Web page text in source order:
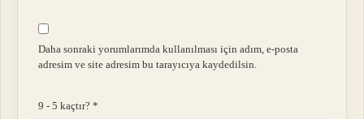
Daha sonraki yorumlarımda kullanılması için adım, e-posta
adresim ve site adresim bu tarayıcıya kaydedilsin.
9 - 5 kaçtır?*